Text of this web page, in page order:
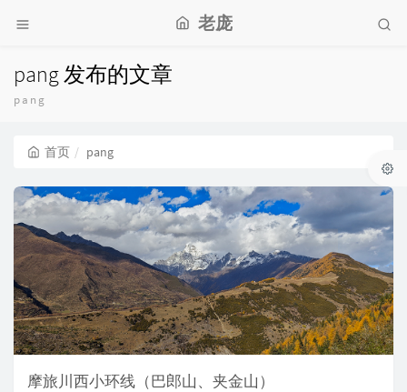
老庞
pang 发布的文章
pang
首页 pang
摩旅川西小环线（巴郎山、夹金山）